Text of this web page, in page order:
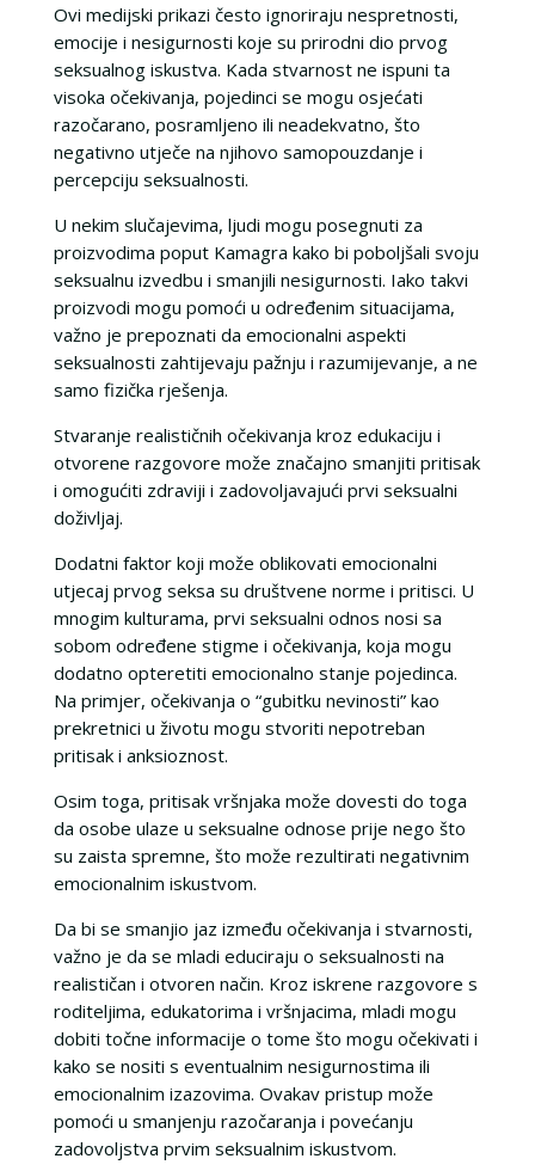
Ovi medijski prikazi često ignoriraju nespretnosti,
emocije i nesigurnosti koje su prirodni dio prvog
seksualnog iskustva. Kada stvarnost ne ispuni ta
visoka očekivanja, pojedinci se mogu osjećati
razočarano, posramljeno ili neadekvatno, što
negativno utječe na njihovo samopouzdanje i
percepciju seksualnosti.
U nekim slučajevima, ljudi mogu posegnuti za
proizvodima poput Kamagra kako bi poboljšali svoju
seksualnu izvedbu i smanjili nesigurnosti. Iako takvi
proizvodi mogu pomoći u određenim situacijama,
važno je prepoznati da emocionalni aspekti
seksualnosti zahtijevaju pažnju i razumijevanje, a ne
samo fizička rješenja.
Stvaranje realističnih očekivanja kroz edukaciju i
otvorene razgovore može značajno smanjiti pritisak
i omogućiti zdraviji i zadovoljavajući prvi seksualni
doživljaj.
Dodatni faktor koji može oblikovati emocionalni
utjecaj prvog seksa su društvene norme i pritisci. U
mnogim kulturama, prvi seksualni odnos nosi sa
sobom određene stigme i očekivanja, koja mogu
dodatno opteretiti emocionalno stanje pojedinca.
Na primjer, očekivanja o “gubitku nevinosti” kao
prekretnici u životu mogu stvoriti nepotreban
pritisak i anksioznost.
Osim toga, pritisak vršnjaka može dovesti do toga
da osobe ulaze u seksualne odnose prije nego što
su zaista spremne, što može rezultirati negativnim
emocionalnim iskustvom.
Da bi se smanjio jaz između očekivanja i stvarnosti,
važno je da se mladi educiraju o seksualnosti na
realističan i otvoren način. Kroz iskrene razgovore s
roditeljima, edukatorima i vršnjacima, mladi mogu
dobiti točne informacije o tome što mogu očekivati i
kako se nositi s eventualnim nesigurnostima ili
emocionalnim izazovima. Ovakav pristup može
pomoći u smanjenju razočaranja i povećanju
zadovoljstva prvim seksualnim iskustvom.